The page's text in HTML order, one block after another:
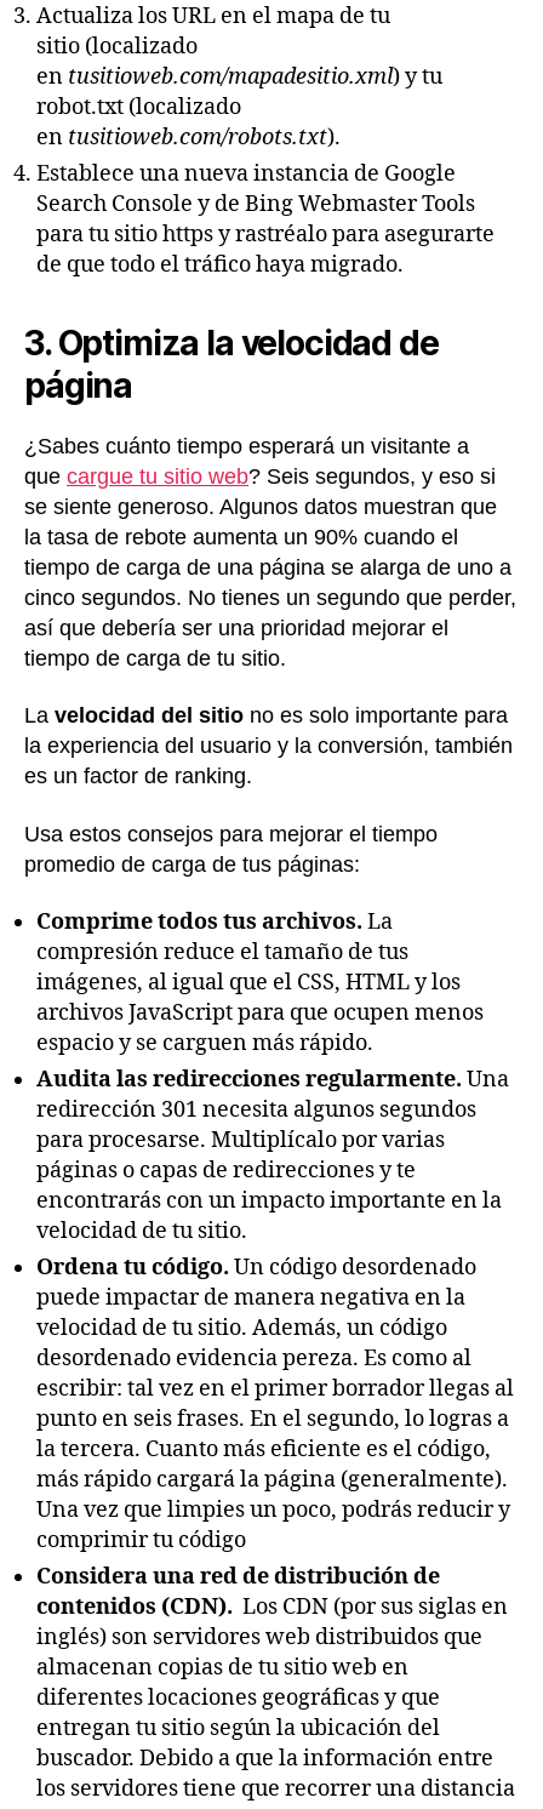
Actualiza los URL en el mapa de tu
sitio (localizado
en tusitioweb.com/mapadesitio.xml) y tu
robot.txt (localizado
en tusitioweb.com/robots.txt).
Establece una nueva instancia de Google
Search Console y de Bing Webmaster Tools
para tu sitio https y rastréalo para asegurarte
de que todo el tráfico haya migrado.
3. Optimiza la velocidad de
página
¿Sabes cuánto tiempo esperará un visitante a
que cargue tu sitio web? Seis segundos, y eso si
se siente generoso. Algunos datos muestran que
la tasa de rebote aumenta un 90% cuando el
tiempo de carga de una página se alarga de uno a
cinco segundos. No tienes un segundo que perder,
así que debería ser una prioridad mejorar el
tiempo de carga de tu sitio.
La velocidad del sitio no es solo importante para
la experiencia del usuario y la conversión, también
es un factor de ranking.
Usa estos consejos para mejorar el tiempo
promedio de carga de tus páginas:
Comprime todos tus archivos. La
compresión reduce el tamaño de tus
imágenes, al igual que el CSS, HTML y los
archivos JavaScript para que ocupen menos
espacio y se carguen más rápido.
Audita las redirecciones regularmente. Una
redirección 301 necesita algunos segundos
para procesarse. Multiplícalo por varias
páginas o capas de redirecciones y te
encontrarás con un impacto importante en la
velocidad de tu sitio.
Ordena tu código. Un código desordenado
puede impactar de manera negativa en la
velocidad de tu sitio. Además, un código
desordenado evidencia pereza. Es como al
escribir: tal vez en el primer borrador llegas al
punto en seis frases. En el segundo, lo logras a
la tercera. Cuanto más eficiente es el código,
más rápido cargará la página (generalmente).
Una vez que limpies un poco, podrás reducir y
comprimir tu código
Considera una red de distribución de
contenidos (CDN). Los CDN (por sus siglas en
inglés) son servidores web distribuidos que
almacenan copias de tu sitio web en
diferentes locaciones geográficas y que
entregan tu sitio según la ubicación del
buscador. Debido a que la información entre
los servidores tiene que recorrer una distancia